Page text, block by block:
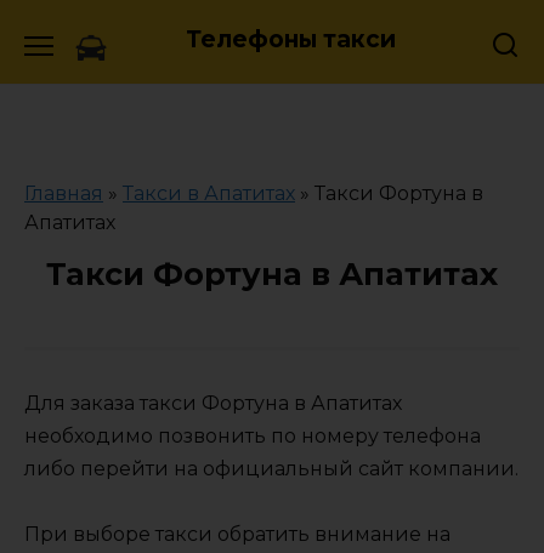
Телефоны такси
Главная » Такси в Апатитах » Такси Фортуна в
Апатитах
Такси Фортуна в Апатитах
Для заказа такси Фортуна в Апатитах
необходимо позвонить по номеру телефона
либо перейти на официальный сайт компании.
При выборе такси обратить внимание на